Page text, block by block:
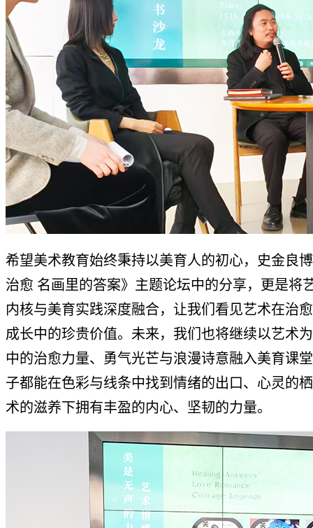
希望美术教育始终秉持以美育人的初心，史金良
治愈 名画里的答案》主题论坛中的分享，更是将
内核与美育实践深度融合，让我们看见艺术在治
成长中的珍贵价值。未来，我们也将继续以艺术
中的治愈力量、勇气光芒与浪漫诗意融入美育课
子都能在色彩与线条中找到情绪的出口、心灵的
术的滋养下拥有丰盈的内心、坚韧的力量。